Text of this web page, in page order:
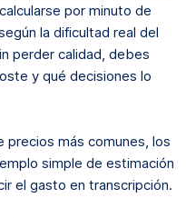
por minuto de
la dificultad real del
perder calidad, debes
y qué decisiones lo
precios más comunes, los
simple de estimación
el gasto en transcripción.